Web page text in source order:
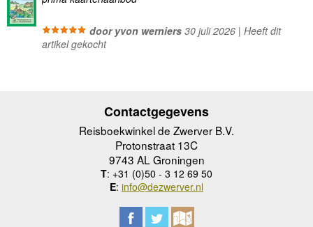
door yvon werniers30 juli 2026 | Heeft dit
artikel gekocht
Contactgegevens
Reisboekwinkel de Zwerver B.V.
Protonstraat 13C
9743 AL Groningen
T: +31 (0)50 - 3 12 69 50
E: info@dezwerver.nl